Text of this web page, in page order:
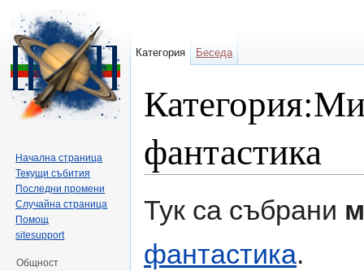
фантастика
Тук са събрани
фантастика.
Категория Беседа
Начална страница
Текущи събития
Последни промени
Случайна страница
Помощ
sitesupport
Общност